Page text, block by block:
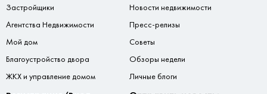
Застройщики
Агентства Недвижимости
Мой дом
Благоустройство двора
ЖКХ и управление домом
Новости недвижимости
Пресс-релизы
Советы
Обзоры недели
Личные блоги